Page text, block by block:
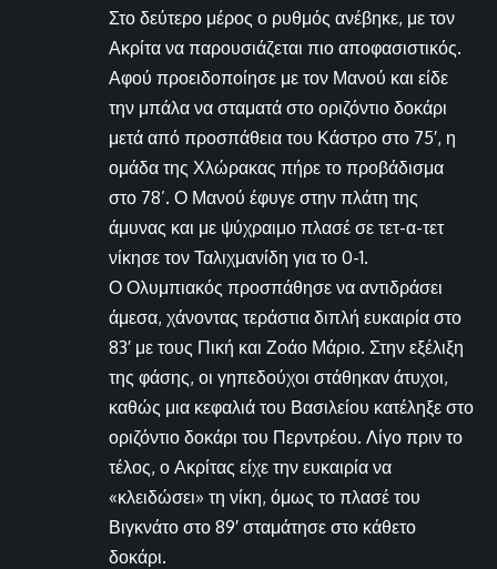
Στο δεύτερο μέρος ο ρυθμός ανέβηκε, με τον
Ακρίτα να παρουσιάζεται πιο αποφασιστικός.
Αφού προειδοποίησε με τον Μανού και είδε
την μπάλα να σταματά στο οριζόντιο δοκάρι
μετά από προσπάθεια του Κάστρο στο 75′, η
ομάδα της Χλώρακας πήρε το προβάδισμα
στο 78’. Ο Μανού έφυγε στην πλάτη της
άμυνας και με ψύχραιμο πλασέ σε τετ-α-τετ
νίκησε τον Ταλιχμανίδη για το 0-1.
Ο Ολυμπιακός προσπάθησε να αντιδράσει
άμεσα, χάνοντας τεράστια διπλή ευκαιρία στο
83′ με τους Πική και Ζοάο Μάριο. Στην εξέλιξη
της φάσης, οι γηπεδούχοι στάθηκαν άτυχοι,
καθώς μια κεφαλιά του Βασιλείου κατέληξε στο
οριζόντιο δοκάρι του Περντρέου. Λίγο πριν το
τέλος, ο Ακρίτας είχε την ευκαιρία να
«κλειδώσει» τη νίκη, όμως το πλασέ του
Βιγκνάτο στο 89′ σταμάτησε στο κάθετο
δοκάρι.